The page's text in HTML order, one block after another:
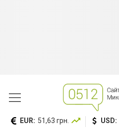
EUR: 51,63 грн. USD: